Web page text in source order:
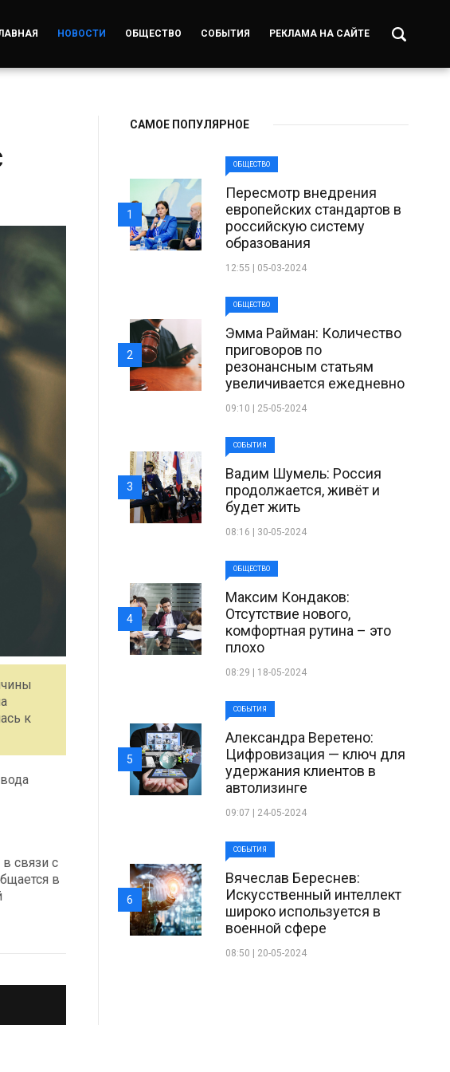
НОВОСТИ ОБЩЕСТВО СОБЫТИЯ РЕКЛАМА НА САЙТЕ
к
связи с
в
САМОЕ ПОПУЛЯРНОЕ
ОБЩЕСТВО
Пересмотр внедрения
европейских стандартов в
российскую систему
образования
12:55 | 05-03-2024
1
ОБЩЕСТВО
Эмма Райман: Количество
приговоров по
резонансным статьям
увеличивается ежедневно
09:10 | 25-05-2024
2
СОБЫТИЯ
Вадим Шумель: Россия
продолжается, живёт и
будет жить
08:16 | 30-05-2024
3
ОБЩЕСТВО
Максим Кондаков:
Отсутствие нового,
комфортная рутина – это
плохо
08:29 | 18-05-2024
4
СОБЫТИЯ
Александра Веретено:
Цифровизация — ключ для
удержания клиентов в
автолизинге
09:07 | 24-05-2024
5
СОБЫТИЯ
Вячеслав Береснев:
Искусственный интеллект
широко используется в
военной сфере
08:50 | 20-05-2024
6